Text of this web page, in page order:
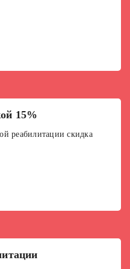
15%
реабилитации скидка